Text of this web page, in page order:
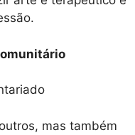
mas também